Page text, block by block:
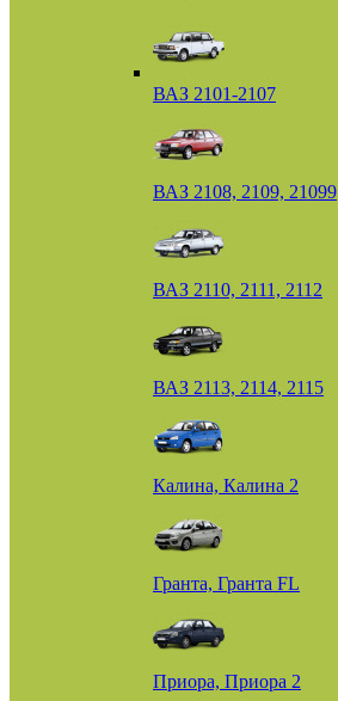
ВАЗ 2101-2107
ВАЗ 2108, 2109, 21099
ВАЗ 2110, 2111, 2112
ВАЗ 2113, 2114, 2115
Калина, Калина 2
Гранта, Гранта FL
Приора, Приора 2